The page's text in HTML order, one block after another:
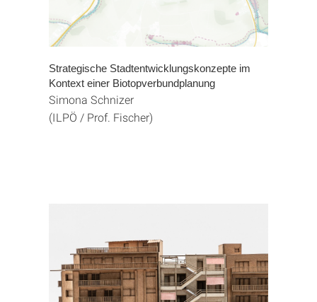
Strategische Stadtentwicklungskonzepte im
Kontext einer Biotopverbundplanung
Simona Schnizer
(ILPÖ / Prof. Fischer)